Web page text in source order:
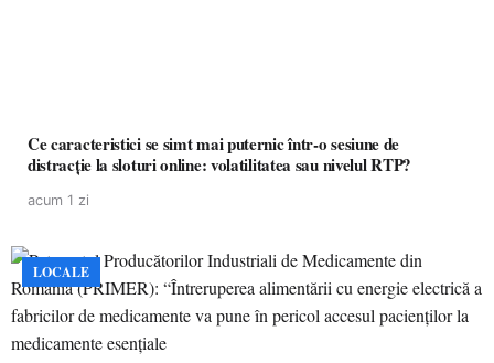
Ce caracteristici se simt mai puternic într-o sesiune de
distracție la sloturi online: volatilitatea sau nivelul RTP?
acum 1 zi
LOCALE